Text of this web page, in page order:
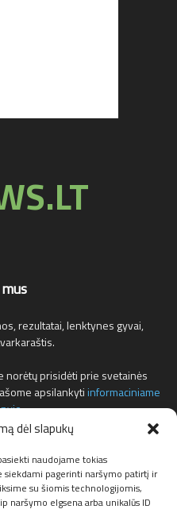
dėl slapukų
naudojame tokias
siekdami pagerinti naršymo patirtį ir
su šiomis technologijomis,
naršymo elgsena arba unikalūs ID
rezultatai, lenktynes gyvai,
norėtų prisidėti prie svetainės
apsilankytiinformaciniame
.